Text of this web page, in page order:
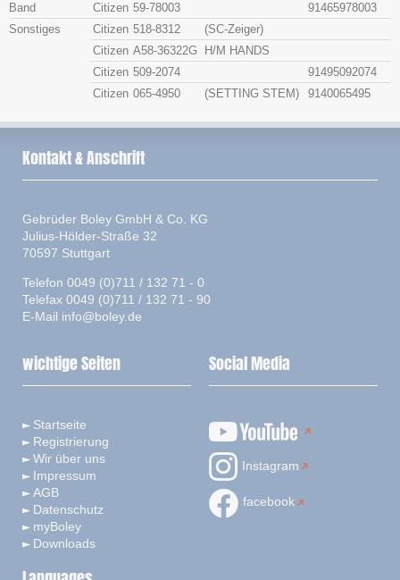
Band
Citizen 59-78003
91465978003
Sonstiges
Citizen 518-8312
(SC-Zeiger)
Citizen A58-36322G
H/M HANDS
Citizen 509-2074
91495092074
Citizen 065-4950 (SETTING STEM) 9140065495
Kontakt & Anschrift
Gebrüder Boley GmbH & Co. KG
Julius-Hölder-Straße 32
70597 Stuttgart
Telefon 0049 (0)711 / 132 71 - 0
Telefax 0049 (0)711 / 132 71 - 90
E-Mail info@boley.de
wichtige Seiten
Startseite
Registrierung
Wir über uns
Impressum
AGB
Datenschutz
myBoley
Downloads
Social Media
Instagram
facebook